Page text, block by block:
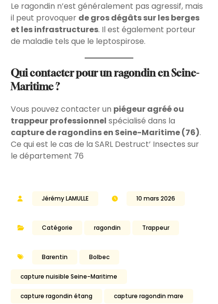
Le ragondin n’est généralement pas agressif, mais
il peut provoquer de gros dégâts sur les berges
et les infrastructures. Il est également porteur
de maladie tels que le leptospirose.
Qui contacter pour un ragondin en Seine-
Maritime ?
Vous pouvez contacter un piégeur agréé ou
trappeur professionnel spécialisé dans la
capture de ragondins en Seine-Maritime (76).
Ce qui est le cas de la SARL Destruct’ Insectes sur
le département 76
Jérémy LAMULLE 10 mars 2026
Catégorie ragondin Trappeur
Barentin Bolbec
capture nuisible Seine-Maritime
capture ragondin étang capture ragondin mare